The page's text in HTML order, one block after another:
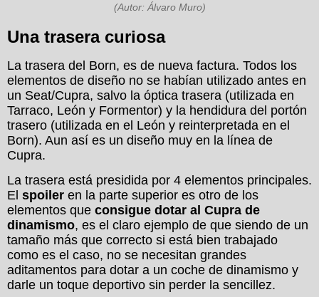
(Autor: Álvaro Muro)
Una trasera curiosa
La trasera del Born, es de nueva factura. Todos los
elementos de diseño no se habían utilizado antes en
un Seat/Cupra, salvo la óptica trasera (utilizada en
Tarraco, León y Formentor) y la hendidura del portón
trasero (utilizada en el León y reinterpretada en el
Born). Aun así es un diseño muy en la línea de
Cupra.
La trasera está presidida por 4 elementos principales.
El spoiler en la parte superior es otro de los
elementos que consigue dotar al Cupra de
dinamismo, es el claro ejemplo de que siendo de un
tamaño más que correcto si está bien trabajado
como es el caso, no se necesitan grandes
aditamentos para dotar a un coche de dinamismo y
darle un toque deportivo sin perder la sencillez.